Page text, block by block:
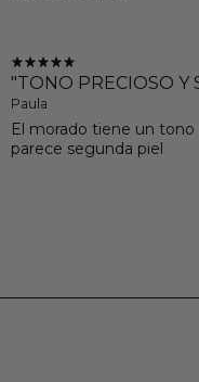
"TONO PRECIOSO Y
Paula
El morado tiene un
parece segunda piel